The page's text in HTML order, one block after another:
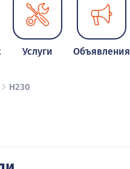
Услуги Объявления
H230